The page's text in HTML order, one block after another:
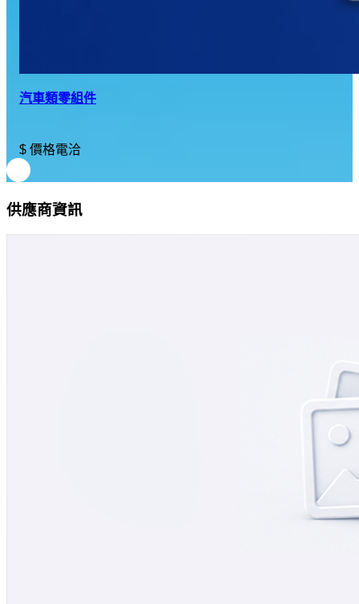
汽車類零組件
$ 價格電洽
供應商資訊